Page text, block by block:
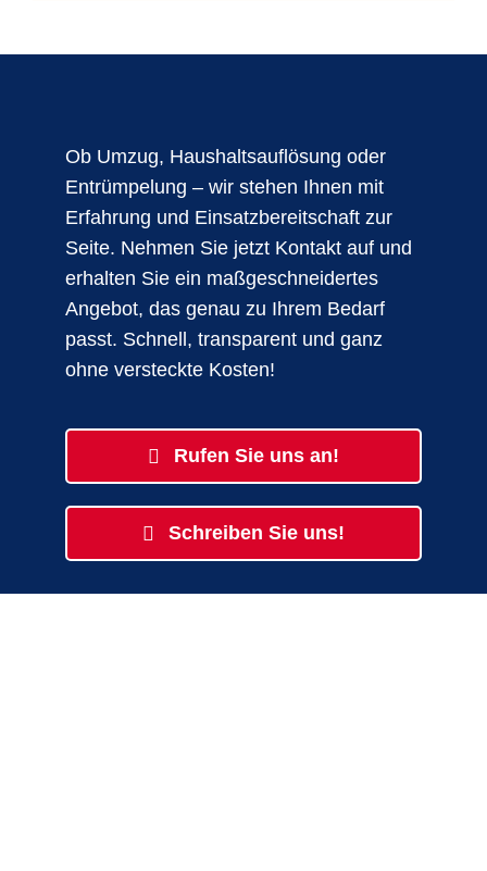
Ob Umzug, Haushaltsauflösung oder
Entrümpelung – wir stehen Ihnen mit
Erfahrung und Einsatzbereitschaft zur
Seite. Nehmen Sie jetzt Kontakt auf und
erhalten Sie ein maßgeschneidertes
Angebot, das genau zu Ihrem Bedarf
passt. Schnell, transparent und ganz
ohne versteckte Kosten!
Rufen Sie uns an!
Schreiben Sie uns!